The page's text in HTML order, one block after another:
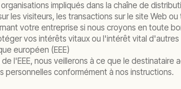
impliqués dans la chaîne de
les visiteurs, les transactions sur le site Web
votre entreprise si nous croyons en toute
vos intérêts vitaux ou l'intérêt vital d'autres
européen (EEE)
l'EEE, nous veillerons à ce que le destinataire
conformément à nos instructions.